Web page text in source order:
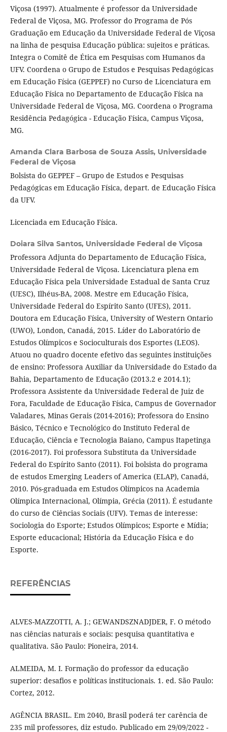
Viçosa (1997). Atualmente é professor da Universidade
Federal de Viçosa, MG. Professor do Programa de Pós
Graduação em Educação da Universidade Federal de Viçosa
na linha de pesquisa Educação pública: sujeitos e práticas.
Integra o Comitê de Ética em Pesquisas com Humanos da
UFV. Coordena o Grupo de Estudos e Pesquisas Pedagógicas
em Educação Física (GEPPEF) no Curso de Licenciatura em
Educação Física no Departamento de Educação Física na
Universidade Federal de Viçosa, MG. Coordena o Programa
Residência Pedagógica - Educação Física, Campus Viçosa,
MG.
Amanda Clara Barbosa de Souza Assis, Universidade
Federal de Viçosa
Bolsista do GEPPEF – Grupo de Estudos e Pesquisas
Pedagógicas em Educação Física, depart. de Educação Física
da UFV.
Licenciada em Educação Física.
Doiara Silva Santos, Universidade Federal de Viçosa
Professora Adjunta do Departamento de Educação Física,
Universidade Federal de Viçosa. Licenciatura plena em
Educação Física pela Universidade Estadual de Santa Cruz
(UESC), Ilhéus-BA, 2008. Mestre em Educação Física,
Universidade Federal do Espírito Santo (UFES), 2011.
Doutora em Educação Física, University of Western Ontario
(UWO), London, Canadá, 2015. Líder do Laboratório de
Estudos Olímpicos e Socioculturais dos Esportes (LEOS).
Atuou no quadro docente efetivo das seguintes instituições
de ensino: Professora Auxiliar da Universidade do Estado da
Bahia, Departamento de Educação (2013.2 e 2014.1);
Professora Assistente da Universidade Federal de Juiz de
Fora, Faculdade de Educação Física, Campus de Governador
Valadares, Minas Gerais (2014-2016); Professora do Ensino
Básico, Técnico e Tecnológico do Instituto Federal de
Educação, Ciência e Tecnologia Baiano, Campus Itapetinga
(2016-2017). Foi professora Substituta da Universidade
Federal do Espírito Santo (2011). Foi bolsista do programa
de estudos Emerging Leaders of America (ELAP), Canadá,
2010. Pós-graduada em Estudos Olímpicos na Academia
Olímpica Internacional, Olímpia, Grécia (2011). É estudante
do curso de Ciências Sociais (UFV). Temas de interesse:
Sociologia do Esporte; Estudos Olímpicos; Esporte e Mídia;
Esporte educacional; História da Educação Física e do
Esporte.
REFERÊNCIAS
ALVES-MAZZOTTI, A. J.; GEWANDSZNADJDER, F. O método
nas ciências naturais e sociais: pesquisa quantitativa e
qualitativa. São Paulo: Pioneira, 2014.
ALMEIDA, M. I. Formação do professor da educação
superior: desafios e políticas institucionais. 1. ed. São Paulo:
Cortez, 2012.
AGÊNCIA BRASIL. Em 2040, Brasil poderá ter carência de
235 mil professores, diz estudo. Publicado em 29/09/2022 -